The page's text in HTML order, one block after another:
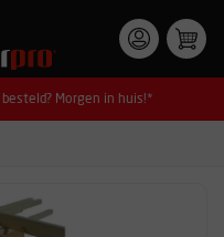
Morgen in huis!*